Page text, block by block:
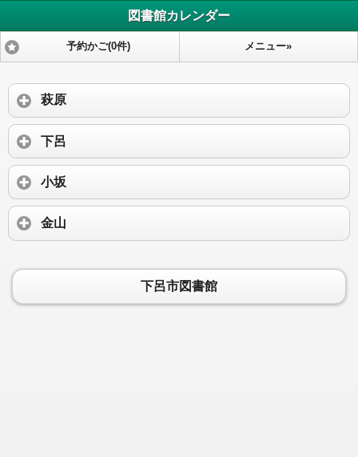
図書館カレンダー
予約かご(0件) メニュー»
萩原
下呂
小坂
金山
下呂市図書館